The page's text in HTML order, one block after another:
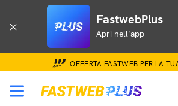
FastwebPlus
Apri nell'app
OFFERTA FASTWEB PER LA